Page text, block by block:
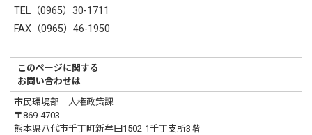
TEL（0965）30-1711
FAX（0965）46-1950
このページに関する
お問い合わせは
市民環境部 人権政策課
〒869-4703
熊本県八代市千丁町新牟田1502-1千丁支所3階